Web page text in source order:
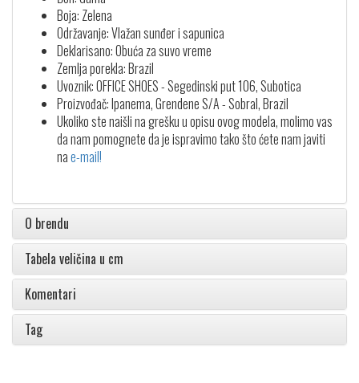
Boja: Zelena
Održavanje: Vlažan sunđer i sapunica
Deklarisano: Obuća za suvo vreme
Zemlja porekla: Brazil
Uvoznik: OFFICE SHOES - Segedinski put 106, Subotica
Proizvođač: Ipanema, Grendene S/A - Sobral, Brazil
Ukoliko ste naišli na grešku u opisu ovog modela, molimo vas
da nam pomognete da je ispravimo tako što ćete nam javiti
nae-mail!
O brendu
Tabela veličina u cm
Komentari
Tag